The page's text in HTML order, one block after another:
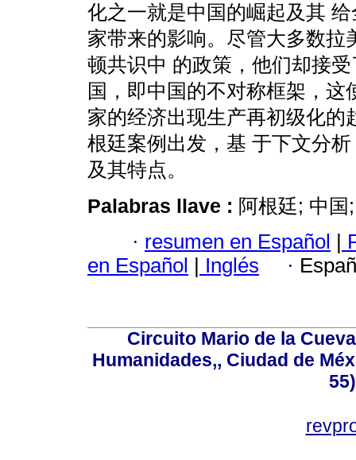
化之一就是中国的崛起及其
家带来的影响。尽管大多数拉
顿共识中 的政策，他们却接
国，即中国的不对称框架，这
家的经济出现生产再初级化的
根廷案例出发，基 于下文分
及其特点。
Palabras llave : 阿根廷; 中
· resumen en Español |
en Español | Inglés ·
Circuito Mario de la
Humanidades,, Ciudad de